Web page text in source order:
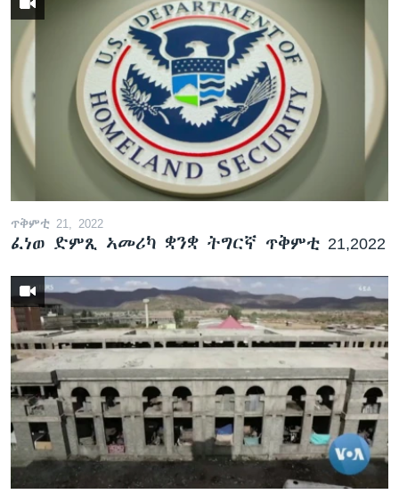
ጥቅምቲ 21, 2022
ፈነወ ድምጺ ኣመሪካ ቋንቋ ትግርኛ ጥቅምቲ 21,2022